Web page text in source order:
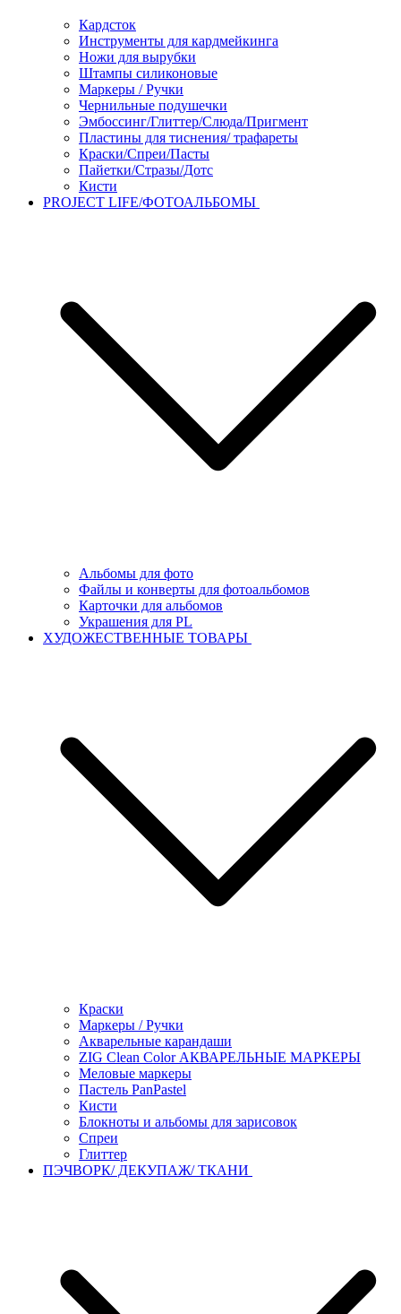
Кардсток
Инструменты для кардмейкинга
Ножи для вырубки
Штампы силиконовые
Маркеры / Ручки
Чернильные подушечки
Эмбоссинг/Глиттер/Слюда/Пригмент
Пластины для тиснения/ трафареты
Краски/Спреи/Пасты
Пайетки/Стразы/Дотс
Кисти
PROJECT LIFE/ФОТОАЛЬБОМЫ
Альбомы для фото
Файлы и конверты для фотоальбомов
Карточки для альбомов
Украшения для PL
ХУДОЖЕСТВЕННЫЕ ТОВАРЫ
Краски
Маркеры / Ручки
Акварельные карандаши
ZIG Clean Color АКВАРЕЛЬНЫЕ МАРКЕРЫ
Меловые маркеры
Пастель PanPastel
Кисти
Блокноты и альбомы для зарисовок
Спреи
Глиттер
ПЭЧВОРК/ ДЕКУПАЖ/ ТКАНИ